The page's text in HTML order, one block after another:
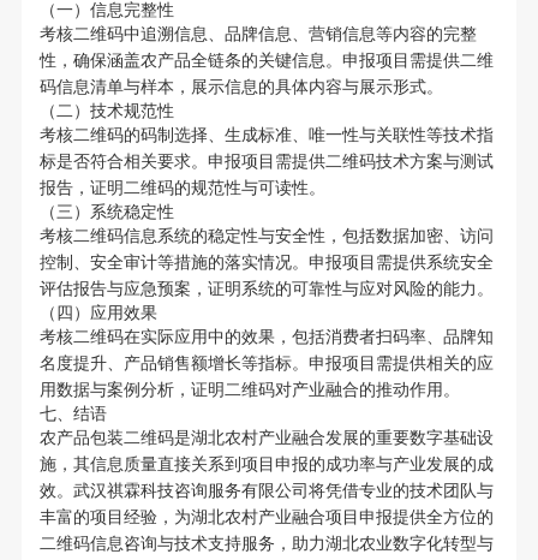
（一）信息完整性
考核二维码中追溯信息、品牌信息、营销信息等内容的完整
性，确保涵盖农产品全链条的关键信息。申报项目需提供二维
码信息清单与样本，展示信息的具体内容与展示形式。
（二）技术规范性
考核二维码的码制选择、生成标准、唯一性与关联性等技术指
标是否符合相关要求。申报项目需提供二维码技术方案与测试
报告，证明二维码的规范性与可读性。
（三）系统稳定性
考核二维码信息系统的稳定性与安全性，包括数据加密、访问
控制、安全审计等措施的落实情况。申报项目需提供系统安全
评估报告与应急预案，证明系统的可靠性与应对风险的能力。
（四）应用效果
考核二维码在实际应用中的效果，包括消费者扫码率、品牌知
名度提升、产品销售额增长等指标。申报项目需提供相关的应
用数据与案例分析，证明二维码对产业融合的推动作用。
七、结语
农产品包装二维码是湖北农村产业融合发展的重要数字基础设
施，其信息质量直接关系到项目申报的成功率与产业发展的成
效。武汉祺霖科技咨询服务有限公司将凭借专业的技术团队与
丰富的项目经验，为湖北农村产业融合项目申报提供全方位的
二维码信息咨询与技术支持服务，助力湖北农业数字化转型与